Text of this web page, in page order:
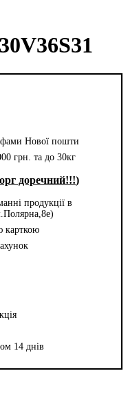
Нової пошти
грн. та до 30кг
доречний!!!)
продукції в
карткою
14 днів